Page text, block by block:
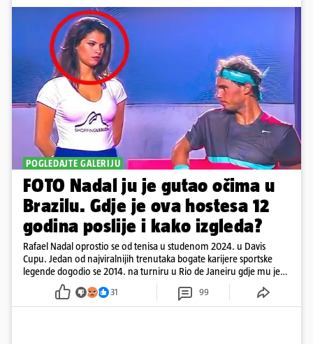
POGLEDAJTE GALERIJU
FOTO Nadal ju je gutao očima u
Brazilu. Gdje je ova hostesa 12
godina poslije i kako izgleda?
Rafael Nadal oprostio se od tenisa u studenom 2024. u Davis
Cupu. Jedan od najviralnijih trenutaka bogate karijere sportske
legende dogodio se 2014. na turniru u Rio de Janeiru gdje mu je
pažnju odvlačila ljepotica iza klupe
31 99